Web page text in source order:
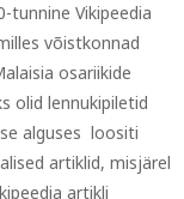
tunnine Vikipeedia
võistkonnad
osariikide
olid lennukipiletid
alguses loositi
artiklid, misjärel
artikli